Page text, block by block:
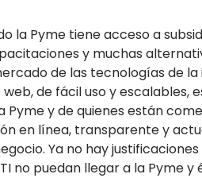
la Pyme tiene acceso a
y muchas
de las tecnologías de
web, de fácil uso y
Pyme y de quienes están
en línea, transparente y
Ya no hay
no puedan llegar a la Pyme